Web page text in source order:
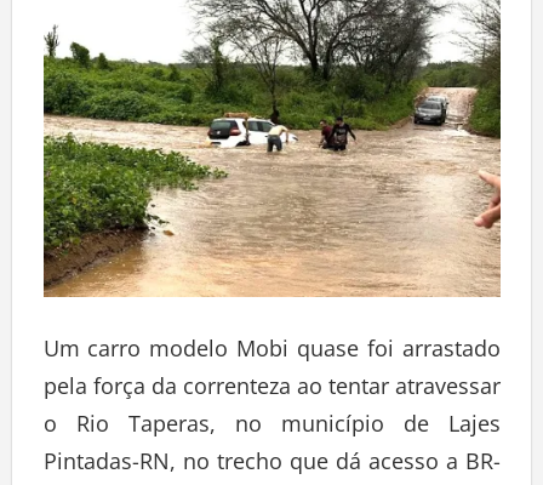
Um carro modelo Mobi quase foi arrastado
pela força da correnteza ao tentar atravessar
o Rio Taperas, no município de Lajes
Pintadas-RN, no trecho que dá acesso a BR-